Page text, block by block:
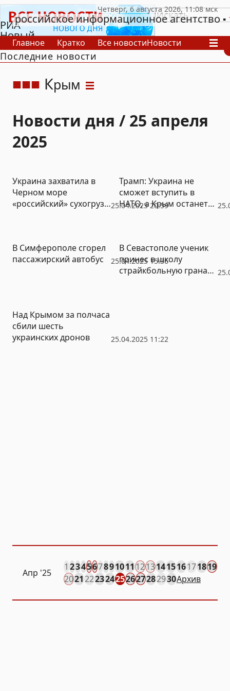
РИА
Новый
День
российское информационное агентство
Главное Кратко Все новостиНовости
В России
В мире
Последние новости
Крым
Новости дня / 25 апреля
2025
25.04.2025 20:59
Украина захватила в
Черном море
«российский» сухогруз
Трамп: Украина не
сможет вступить в
НАТО, а Крым останется
25.04.2025 15:36
В Симферополе сгорел
пассажирский автобус
В Севастополе ученик
принес в школу
страйкбольную гранату,
25.04.2025 11:22
Над Крымом за полчаса
сбили шесть
украинских дронов
Апр '25
1 2345678910111213141516171819
2021222324252627282930Архив